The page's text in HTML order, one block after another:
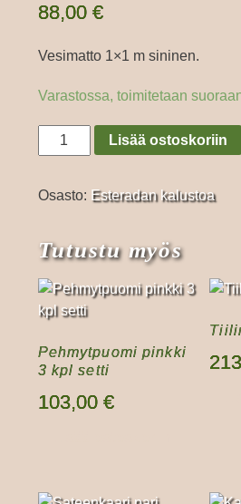
88,00 €
Vesimatto 1×1 m sininen.
Varastossa, toimitetaan
Vesimatto
nelikantti
määrä
Lisää ostoskoriin
Osasto: Esteradan kalustoa
Tutustu myös
Pehmytpuomi pinkki
3 kpl setti
103,00 €